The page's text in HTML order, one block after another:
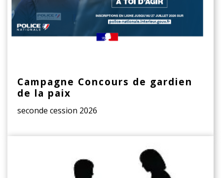
Campagne Concours de gardien
de la paix
seconde cession 2026